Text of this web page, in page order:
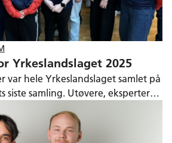
Yrkeslandslaget 2025
var hele Yrkeslandslaget samlet på
siste samling. Utøvere, eksperter
avslutningen for mange av